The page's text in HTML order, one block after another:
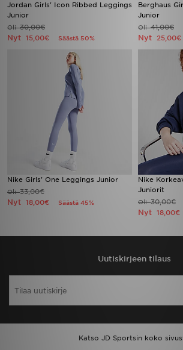
Jordan Girls' Icon Ribbed Leggings
Junior
Oli30,00€
Nyt 15,00€ Säästä 50%
Berghaus
Junior
Oli41,00€
Nyt 25,00€
Nike Girls' One Leggings Junior
Oli33,00€
Nyt 18,00€ Säästä 45%
Nike
Juniorit
Oli30,00€
Nyt 18,00€
Uutiskirjeen tilaus
Katso JD Sportsin koko